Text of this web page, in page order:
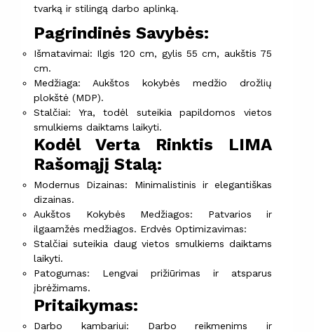
tvarką ir stilingą darbo aplinką.
Pagrindinės Savybės:
Išmatavimai: Ilgis 120 cm, gylis 55 cm, aukštis 75
cm.
Medžiaga: Aukštos kokybės medžio drožlių
plokštė (MDP).
Stalčiai: Yra, todėl suteikia papildomos vietos
smulkiems daiktams laikyti.
Kodėl Verta Rinktis LIMA
Rašomąjį Stalą:
Modernus Dizainas: Minimalistinis ir elegantiškas
dizainas.
Aukštos Kokybės Medžiagos: Patvarios ir
ilgaamžės medžiagos. Erdvės Optimizavimas:
Stalčiai suteikia daug vietos smulkiems daiktams
laikyti.
Patogumas: Lengvai prižiūrimas ir atsparus
įbrėžimams.
Pritaikymas:
Darbo kambariui: Darbo reikmenims ir